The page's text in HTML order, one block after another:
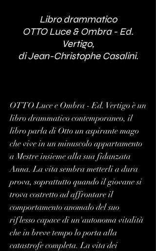
Libro drammatico
OTTO Luce & Ombra - Ed.
Vertigo,
di Jean-Christophe Casalini.
OTTO Luce e Ombra - Ed. Vertigo è un
libro drammatico contemporaneo, il
libro parla di Otto un aspirante mago
che vive in un minuscolo appartamento
a Mestre insieme alla sua fidanzata
Anna. La vita sembra metterli a dura
prova, soprattutto quando il giovane si
trova costretto ad affrontare il
comportamento anomalo del suo
riflesso capace di un'autonoma vitalità
che in breve tempo lo porta alla
catastrofe completa. La vita dei